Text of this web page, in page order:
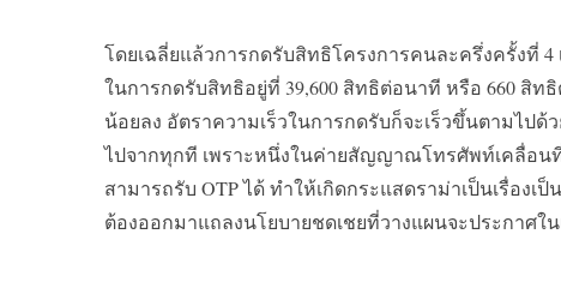
โดยเฉลี่ยแล้วการกดรับสิทธิโครงการคนละครึ่งครั้งที่ 4
ในการกดรับสิทธิอยู่ที่ 39,600 สิทธิต่อนาที หรือ 660 สิทธิ
น้อยลง อัตราความเร็วในการกดรับก็จะเร็วขึ้นตามไป
ไปจากทุกที เพราะหนึ่งในค่ายสัญญาณโทรศัพท์เคลื่อน
สามารถรับ OTPได้ ทำให้เกิดกระแสดราม่าเป็นเรื่อง
ต้องออกมาแถลงนโยบายชดเชยที่วางแผนจะประกาศใ